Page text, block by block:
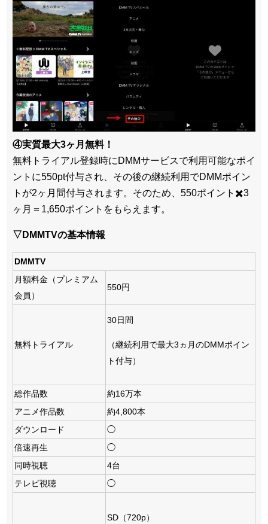
④実質最大3ヶ月無料！
無料トライアル登録時にDMMサービスで利用可能なポイ
ントに550pt付与され、その後の継続利用でDMMポイン
トが2ヶ月間付与されます。そのため、550ポイント✖️3
ヶ月＝1,650ポイントをもらえます。
▽DMMTVの基本情報
DMMTV
月額料金（プレミアム
会員）
550円
無料トライアル
30日間
（継続利用で最大3ヵ月のDMMポイン
ト付与）
総作品数
約16万本
アニメ作品数
約4,800本
ダウンロード
◯
倍速再生
◯
同時視聴
4台
テレビ視聴
◯
SD（720p）